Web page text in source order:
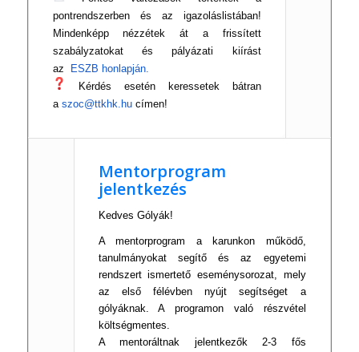
pontrendszerben és az igazoláslistában!
Mindenképp nézzétek át a frissített
szabályzatokat és pályázati kiírást
az
ESZB honlapján.
Kérdés esetén keressetek bátran
a szoc@ttkhk.hucímen!
Mentorprogram
jelentkezés
Kedves Gólyák!
A mentorprogram a karunkon működő,
tanulmányokat segítő és az egyetemi
rendszert ismertető eseménysorozat, mely
az első félévben nyújt segítséget a
gólyáknak. A programon való részvétel
költségmentes.
A mentoráltnak jelentkezők 2-3 fős